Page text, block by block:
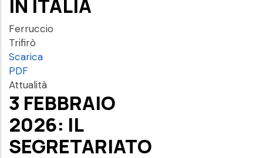
IN ITALIA
Ferruccio
Trifirò
Scarica
PDF
Attualità
3 FEBBRAIO
2026: IL
SEGRETARIATO